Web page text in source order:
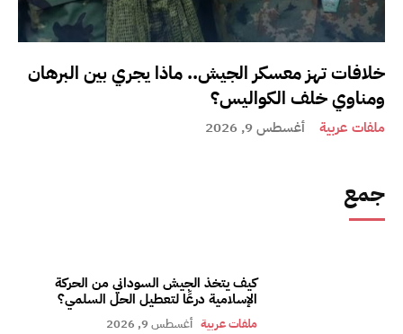
خلافات تهز معسكر الجيش.. ماذا يجري بين البرهان
ومناوي خلف الكواليس؟
ملفات عربية أغسطس 9, 2026
جمع
كيف يتخذ الجيش السوداني من الحركة
الإسلامية درعًا لتعطيل الحل السلمي؟
ملفات عربية أغسطس 9, 2026